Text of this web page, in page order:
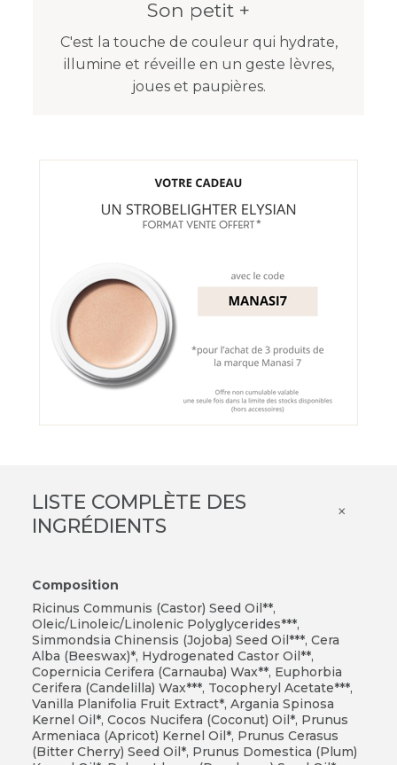
Son petit +
C'est la touche de couleur qui hydrate,
illumine et réveille en un geste lèvres,
joues et paupières.
LISTE COMPLÈTE DES
INGRÉDIENTS
×
Composition
Ricinus Communis (Castor) Seed Oil**,
Oleic/Linoleic/Linolenic Polyglycerides***,
Simmondsia Chinensis (Jojoba) Seed Oil***, Cera
Alba (Beeswax)*, Hydrogenated Castor Oil**,
Copernicia Cerifera (Carnauba) Wax**, Euphorbia
Cerifera (Candelilla) Wax***, Tocopheryl Acetate***,
Vanilla Planifolia Fruit Extract*, Argania Spinosa
Kernel Oil*, Cocos Nucifera (Coconut) Oil*, Prunus
Armeniaca (Apricot) Kernel Oil*, Prunus Cerasus
(Bitter Cherry) Seed Oil*, Prunus Domestica (Plum)